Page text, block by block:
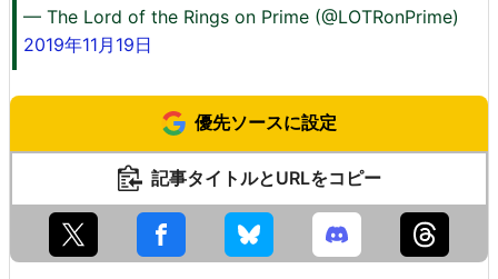
— The Lord of the Rings on Prime (@LOTRonPrime)
2019年11月19日
優先ソースに設定
記事タイトルとURLをコピー